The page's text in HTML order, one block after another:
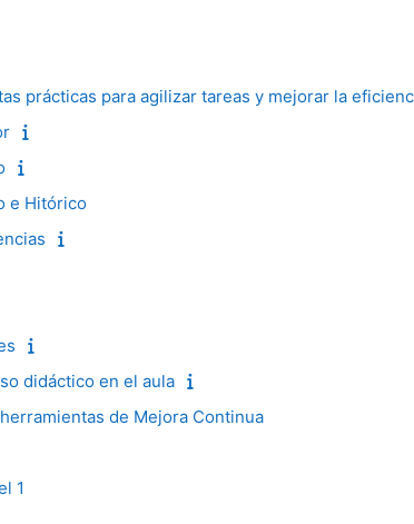
prácticas para agilizar tareas y mejorar la
e Hitórico
didáctico en el aula
de Mejora Continua
1